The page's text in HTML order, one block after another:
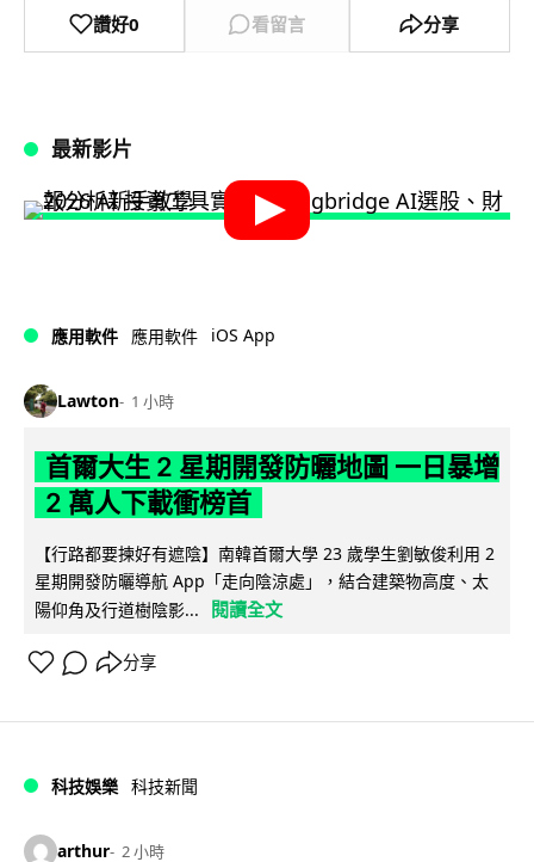
讚好0 看留言 分享
最新影片
應用軟件 應用軟件 iOS App
Lawton 1 小時
首爾大生 2 星期開發防曬地圖 一日暴增
2 萬人下載衝榜首
【行路都要揀好有遮陰】南韓首爾大學 23 歲學生劉敏俊利用 2
星期開發防曬導航 App「走向陰涼處」，結合建築物高度、太
陽仰角及行道樹陰影...
閱讀全文
分享
科技娛樂 科技新聞
arthur 2 小時